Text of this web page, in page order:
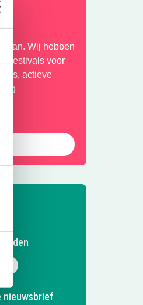
gaan. Wij hebben
festivals voor
actieve
Facebook
op Instagram
ons op Pinterest
Mail ons
nieuwsbrief